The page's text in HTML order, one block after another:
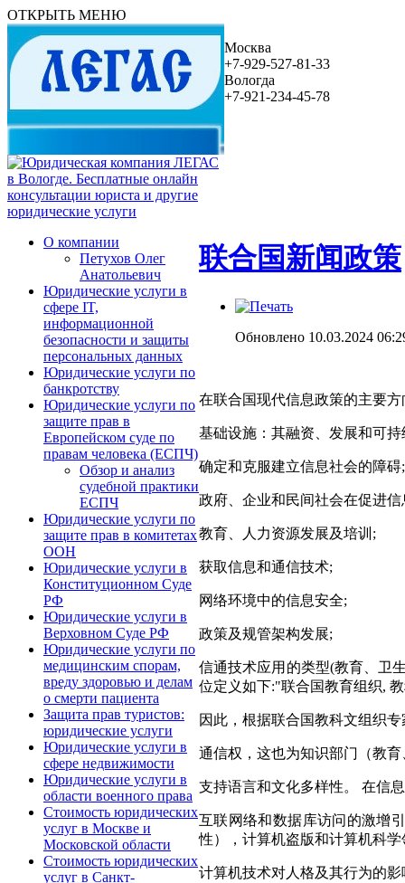
ОТКРЫТЬ МЕНЮ
Москва
+7-929-527-81-33
Вологда
+7-921-234-45-78
О компании
Петухов Олег
Анатольевич
Юридические услуги в
сфере IT,
информационной
безопасности и защиты
персональных данных
Юридические услуги по
банкротству
Юридические услуги по
защите прав в
Европейском суде по
правам человека (ЕСПЧ)
Обзор и анализ
судебной практики
ЕСПЧ
Юридические услуги по
защите прав в комитетах
ООН
Юридические услуги в
Конституционном Суде
РФ
Юридические услуги в
Верховном Суде РФ
Юридические услуги по
медицинским спорам,
вреду здоровью и делам
о смерти пациента
Защита прав туристов:
юридические услуги
Юридические услуги в
сфере недвижимости
Юридические услуги в
области военного права
Стоимость юридических
услуг в Москве и
Московской области
Стоимость юридических
услуг в Санкт-
联合国新闻政策
Обновлено 10.03.2024
在联合国现代信息政策的主要
基础设施：其融资、发展和可持
确定和克服建立信息社会的障碍;
政府、企业和民间社会在促进
教育、人力资源发展及培训;
获取信息和通信技术;
网络环境中的信息安全;
政策及规管架构发展;
信通技术应用的类型(教育、卫
位定义如下:"联合国教育组织,
因此，根据联合国教科文组织
通信权，这也为知识部门（教
支持语言和文化多样性。 在信
互联网络和数据库访问的激增
性），计算机盗版和计算机科
计算机技术对人格及其行为的